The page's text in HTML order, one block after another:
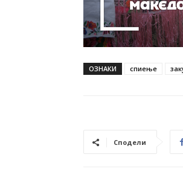
ОЗНАКИ спиење
Сподели